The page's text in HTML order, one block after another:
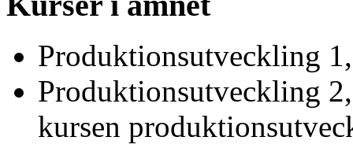
Produktionsutveckling
Produktionsutveckling
kursen